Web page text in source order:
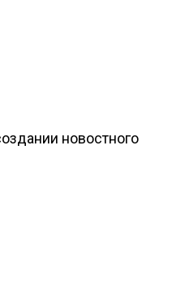
новостного